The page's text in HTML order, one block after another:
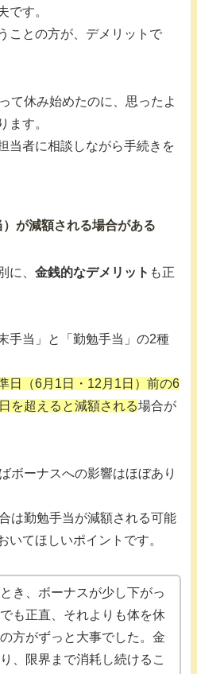
です。
ことの方が、デメリットで
て休み始めたのに、思ったよ
ます。
当者に相談しながら手続きを
が減額される場合がある
に、 金銭的なデメリット も正
手当」と「勤勉手当」の2種
日（6月1日・12月1日）前の6
を超えると減額される場合が
ボーナスへの影響はほぼあり
は勤勉手当が減額される可能
いてほしいポイントです。
き、ボーナスが少し下がっ
も正直、それよりも体を休
方がずっと大事でした。金
、限界まで消耗し続けるこ